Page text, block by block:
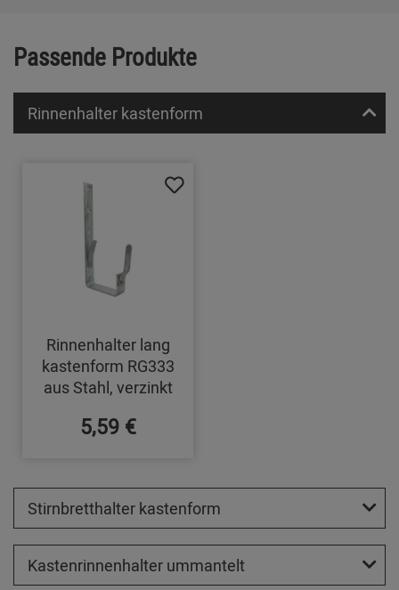
Passende Produkte
Rinnenhalter kastenform
Rinnenhalter lang
kastenform RG333
aus Stahl, verzinkt
5,59 €
Stirnbretthalter kastenform
Kastenrinnenhalter ummantelt